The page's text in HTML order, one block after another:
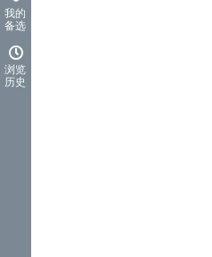
我的
备选
浏览
历史